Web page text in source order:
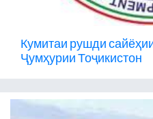
Кумитаи рушди
Ҷумҳурии Тоҷикистон